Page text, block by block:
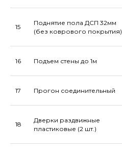
15
Поднятие пола ДСП 32мм
(без коврового покрытия)
16 Подъем стены до 1м
17 Прогон соединительный
18
Дверки раздвижные
пластиковые (2 шт.)